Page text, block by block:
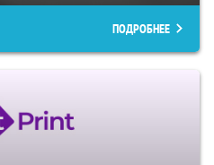
ПОДРОБНЕЕ